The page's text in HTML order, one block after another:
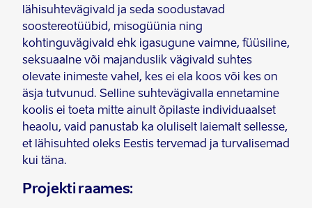
lähisuhtevägivald ja seda soodustavad
soostereotüübid, misogüünia ning
kohtinguvägivald ehk igasugune vaimne, füüsiline,
seksuaalne või majanduslik vägivald suhtes
olevate inimeste vahel, kes ei ela koos või kes on
äsja tutvunud. Selline suhtevägivalla ennetamine
koolis ei toeta mitte ainult õpilaste individuaalset
heaolu, vaid panustab ka oluliselt laiemalt sellesse,
et lähisuhted oleks Eestis tervemad ja turvalisemad
kui täna.
Projekti raames: